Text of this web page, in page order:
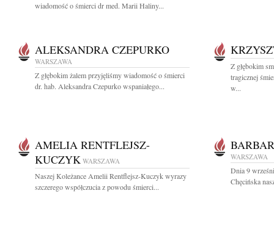
wiadomość o śmierci dr med. Marii Haliny...
ALEKSANDRA CZEPURKO
WARSZAWA
Z głębokim żalem przyjęliśmy wiadomość o śmierci
dr. hab. Aleksandra Czepurko wspaniałego...
Z głębokim
tragicznej
w...
AMELIA RENTFLEJSZ-
KUCZYK WARSZAWA
Naszej Koleżance Amelii Rentflejsz-Kuczyk wyrazy
szczerego współczucia z powodu śmierci...
WARSZAWA
Dnia 9
Chęcińska